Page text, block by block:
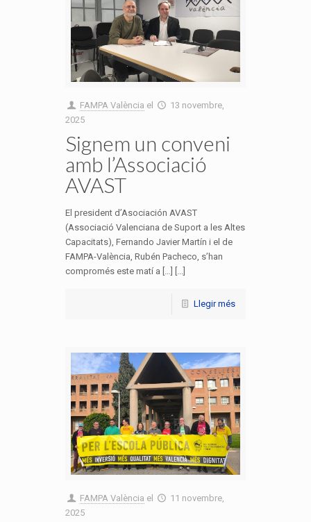
FAMPA València el
13 novembre,
2025
Signem un conveni
amb l’Associació
AVAST
El president d’Asociación AVAST
(Associació Valenciana de Suport a les Altes
Capacitats), Fernando Javier Martín i el de
FAMPA-València, Rubén Pacheco, s’han
compromés este matí a […] [...]
Llegir més
FAMPA València el
11 novembre,
2025